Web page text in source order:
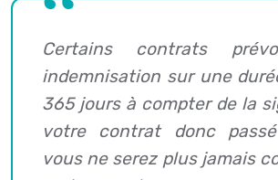
Certains contrats
indemnisation sur une
365 jours à compter de la
votre contrat donc
vous ne serez plus jamais